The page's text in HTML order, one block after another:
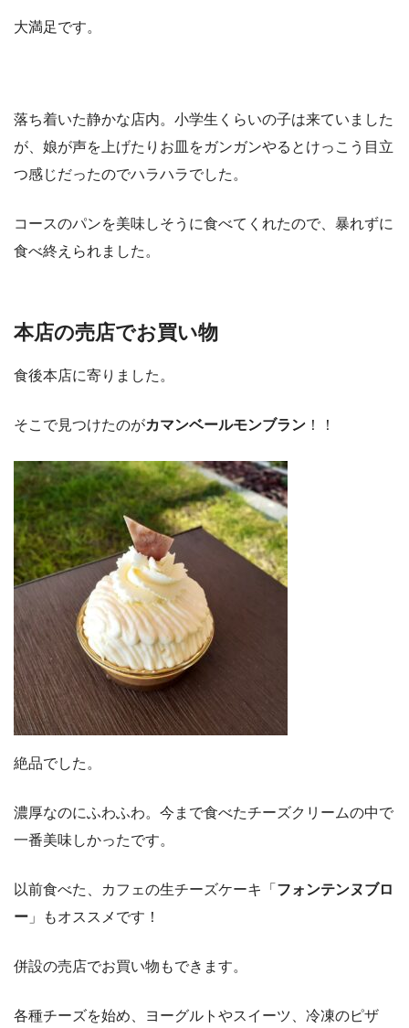
大満足です。
落ち着いた静かな店内。小学生くらいの子は来ていました
が、娘が声を上げたりお皿をガンガンやるとけっこう目立
つ感じだったのでハラハラでした。
コースのパンを美味しそうに食べてくれたので、暴れずに
食べ終えられました。
本店の売店でお買い物
食後本店に寄りました。
そこで見つけたのがカマンベールモンブラン ！！
絶品でした。
濃厚なのにふわふわ。今まで食べたチーズクリームの中で
一番美味しかったです。
以前食べた、カフェの生チーズケーキ「 フォンテンヌブロ
ー 」もオススメです！
併設の売店でお買い物もできます。
各種チーズを始め、ヨーグルトやスイーツ、冷凍のピザ